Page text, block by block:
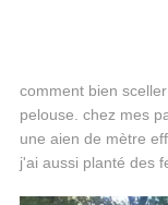
comment bien
pelouse. chez mes
une aien de mètre
j'ai aussi planté des